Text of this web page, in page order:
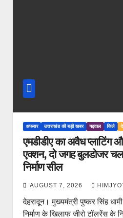
अफसर उत्तराखंड की बड़ी खबर गढ़वाल जिले
एमडीडीए का अवैध प्लाटिंग
एक्शन, दो जगह बुलडोजर
निर्माण सील
AUGUST 7, 2026
देहरादून। मुख्यमंत्री पुष्कर सिंह
निर्माण के खिलाफ जीरो टॉलरेंस के